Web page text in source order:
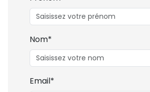
Nom*
Email*